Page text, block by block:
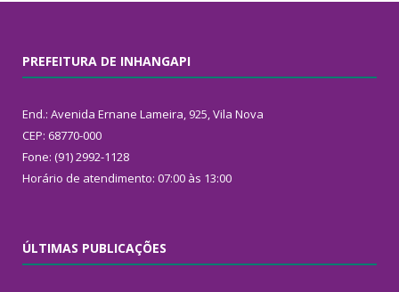
PREFEITURA DE INHANGAPI
End.: Avenida Ernane Lameira, 925, Vila Nova
CEP: 68770-000
Fone: (91) 2992-1128
Horário de atendimento: 07:00 às 13:00
ÚLTIMAS PUBLICAÇÕES